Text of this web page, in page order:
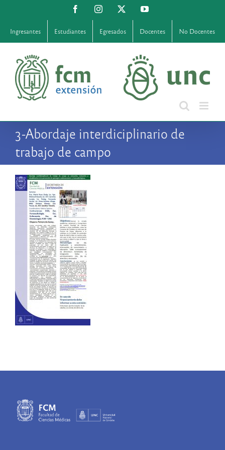
contenido
FacebookInstagram YouTube
Ingresantes Estudiantes Egresados Docentes No Docentes
3-Abordaje interdiciplinario de
trabajo de campo